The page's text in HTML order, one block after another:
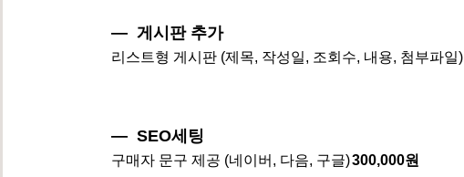
― 게시판 추가
리스트형 게시판 (제목, 작성일, 조회수, 내용, 첨부파일)
― SEO세팅
구매자 문구 제공 (네이버, 다음, 구글)300,000원